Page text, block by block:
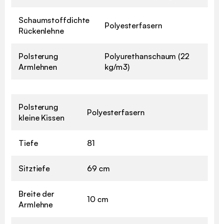
Schaumstoffdichte
Rückenlehne
Polyesterfasern
Polsterung
Armlehnen
Polyurethanschaum (22
kg/m3)
Polsterung
kleine Kissen
Polyesterfasern
Tiefe 81
Sitztiefe 69 cm
Breite der
Armlehne
10 cm